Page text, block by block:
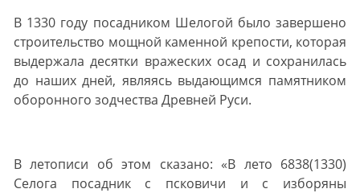
В 1330 году посадником Шелогой было завершено
строительство мощной каменной крепости, которая
выдержала десятки вражеских осад и сохранилась
до наших дней, являясь выдающимся памятником
оборонного зодчества Древней Руси.
В летописи об этом сказано: «В лето 6838(1330)
Селога посадник с псковичи и с изборяны